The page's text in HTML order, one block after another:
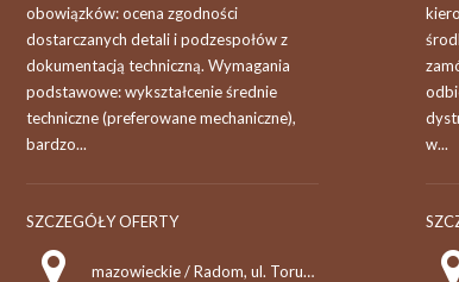
obowiązków: ocena zgodności
dostarczanych detali i podzespołów z
dokumentacją techniczną. Wymagania
podstawowe: wykształcenie średnie
techniczne (preferowane mechaniczne),
bardzo...
SZCZEGÓŁY OFERTY
mazowieckie / Radom, ul. Toruńska 5
w...